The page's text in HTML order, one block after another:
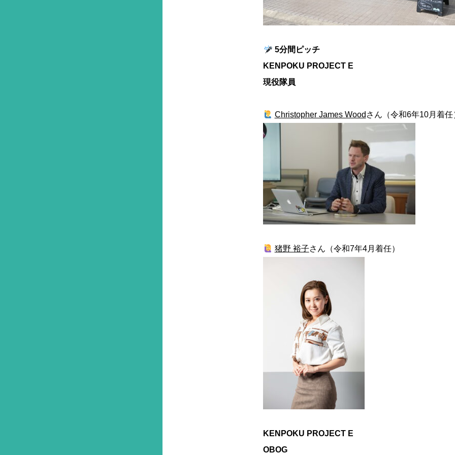
5分間ピッチ
KENPOKU PROJECT E
現役隊員
Christopher James Wood さん（令和6年10月着任
猪野 裕子さん（令和7年4月着任）
KENPOKU PROJECT E
OBOG